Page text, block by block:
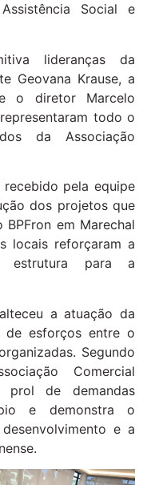
Social e
lideranças da
Geovana Krause, a
o diretor Marcelo
todo o
da Associação
pela equipe
dos projetos que
em Marechal
locais reforçaram a
estrutura para a
a atuação da
de esforços entre o
Segundo
Comercial
prol de demandas
e demonstra o
e a